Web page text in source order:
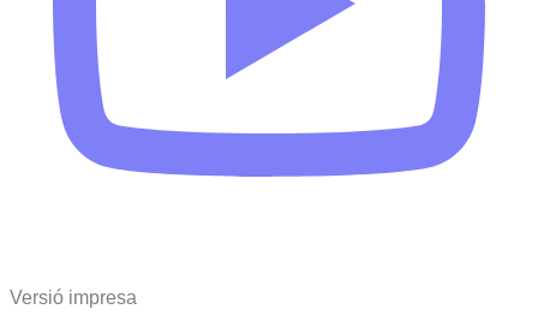
Versió impresa